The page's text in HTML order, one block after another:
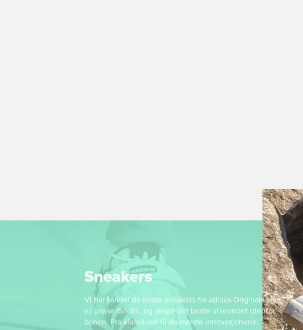
Sneakers
Vi har samlet de beste sneakers fra adidas Originals som
vil passe din stil, og skape det beste utseendet utenfor
banen. Fra klassikere til de nyeste innovasjonene.